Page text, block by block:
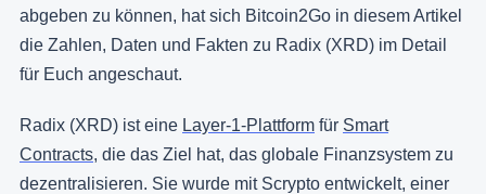
abgeben zu können, hat sich Bitcoin2Go in diesem Artikel
die Zahlen, Daten und Fakten zu Radix (XRD) im Detail
für Euch angeschaut.
Radix (XRD) ist eine Layer-1-Plattform für Smart
Contracts, die das Ziel hat, das globale Finanzsystem zu
dezentralisieren. Sie wurde mit Scrypto entwickelt, einer